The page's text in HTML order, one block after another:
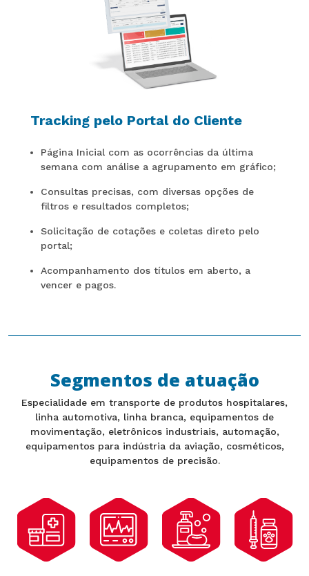
Tracking pelo Portal do Cliente
Página Inicial com as ocorrências da última
semana com análise a agrupamento em gráfico;
Consultas precisas, com diversas opções de
filtros e resultados completos;
Solicitação de cotações e coletas direto pelo
portal;
Acompanhamento dos títulos em aberto, a
vencer e pagos.
Segmentos de atuação
Especialidade em transporte de produtos hospitalares,
linha automotiva, linha branca, equipamentos de
movimentação, eletrônicos industriais, automação,
equipamentos para indústria da aviação, cosméticos,
equipamentos de precisão.
Medicamentos
e Insumos
Farmacêuticos
Produtos e
Equipamentos
Para a Saúde
Cosméticos
e Produtos
Para
Higiene
Medicamentos
de Uso
Veterinário